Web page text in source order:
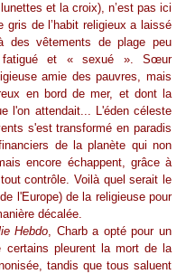
et la croix), n’est pas ici
gris de l’habit religieux a laissé
des vêtements de plage peu
fatigué et « sexué ». Sœur
amie des pauvres, mais
en bord de mer, et dont la
l'on attendait... L'éden céleste
s'est transformé en paradis
de la planète qui non
encore échappent, grâce à
contrôle. Voilà quel serait le
l'Europe) de la religieuse pour
décalée.
Hebdo, Charb a opté pour un
certains pleurent la mort de la
tandis que tous saluent